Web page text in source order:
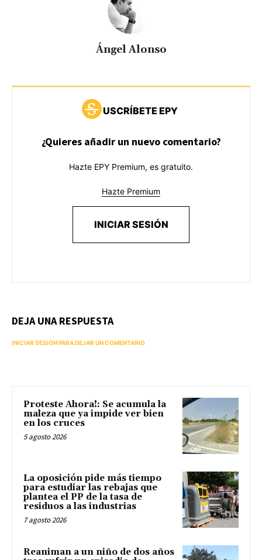
Ángel Alonso
USCRÍBETE EPY
¿Quieres añadir un nuevo comentario?
Hazte EPY Premium, es gratuito.
Hazte Premium
INICIAR SESIÓN
DEJA UNA RESPUESTA
INICIAR SESIÓN PARA DEJAR UN COMENTARIO
Proteste Ahora!: Se acumula la
maleza que ya impide ver bien
en los cruces
5 agosto 2026
La oposición pide más tiempo
para estudiar las rebajas que
plantea el PP de la tasa de
residuos a las industrias
7 agosto 2026
Reaniman a un niño de dos años